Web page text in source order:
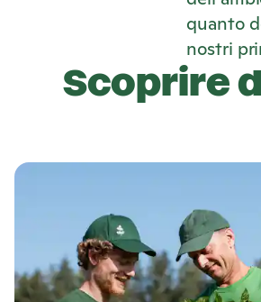
quanto
nostri
Scoprire
S
d
i